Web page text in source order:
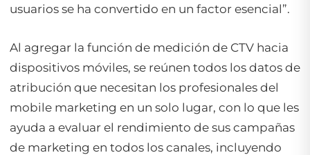
usuarios se ha convertido en un factor esencial”.
Al agregar la función de medición de CTV hacia
dispositivos móviles, se reúnen todos los datos de
atribución que necesitan los profesionales del
mobile marketing en un solo lugar, con lo que les
ayuda a evaluar el rendimiento de sus campañas
de marketing en todos los canales, incluyendo